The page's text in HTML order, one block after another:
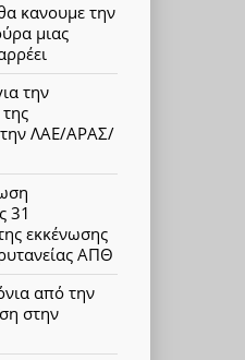
κανουμε την
μιας
την
ΛΑΕ/ΑΡΑΣ/
31
εκκένωσης
ΑΠΘ
από την
στην